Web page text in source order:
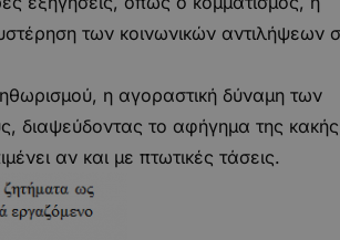
των κοινωνικών αντιλήψεων
η αγοραστική δύναμη των
διαψεύδοντας το αφήγημα της κακής
αν και με πτωτικές τάσεις.